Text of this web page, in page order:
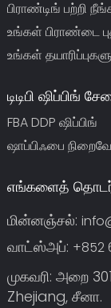
பிராண்டிங் பற்றி
உங்கள் பிராண்டை
உங்கள்
டிடிபி ஷிப்பிங்
FBA DDP ஷிப்பிங்
ஷாப்பிஃபை
எங்களைத்
மின்னஞ்சல்:
வாட்ஸ்அப்: +852
முகவரி: அறை
Zhejiang, சீனா.